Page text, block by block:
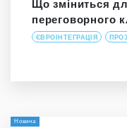
Що зміниться
переговорного
ЄВРОІНТЕГРАЦІЯ
Новина